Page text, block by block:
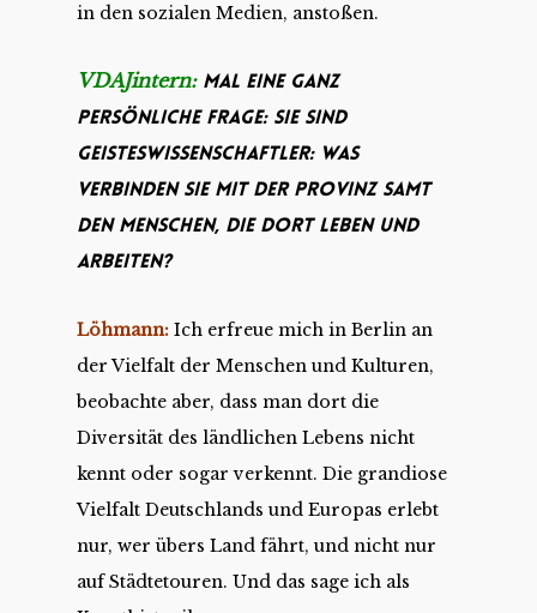
in den sozialen Medien, anstoßen.
VDAJintern:Mal eine ganz
persönliche Frage: Sie sind
Geisteswissenschaftler: Was
verbinden Sie mit der Provinz samt
den Menschen, die dort leben und
arbeiten?
Löhmann: Ich erfreue mich in Berlin an
der Vielfalt der Menschen und Kulturen,
beobachte aber, dass man dort die
Diversität des ländlichen Lebens nicht
kennt oder sogar verkennt. Die grandiose
Vielfalt Deutschlands und Europas erlebt
nur, wer übers Land fährt, und nicht nur
auf Städtetouren. Und das sage ich als